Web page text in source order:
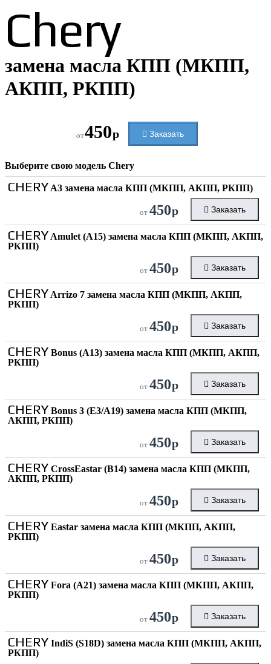
Chery
замена масла КПП (МКПП,
АКПП, РКПП)
от450р Заказать
Выберите свою модель Chery
CHERY A3 замена масла КПП (МКПП, АКПП, РКПП)
от 450р Заказать
CHERY Amulet (A15) замена масла КПП (МКПП, АКПП,
РКПП)
от 450р Заказать
CHERY Arrizo 7 замена масла КПП (МКПП, АКПП,
РКПП)
от 450р Заказать
CHERY Bonus (A13) замена масла КПП (МКПП, АКПП,
РКПП)
от 450р Заказать
CHERY Bonus 3 (E3/A19) замена масла КПП (МКПП,
АКПП, РКПП)
от 450р Заказать
CHERY CrossEastar (B14) замена масла КПП (МКПП,
АКПП, РКПП)
от 450р Заказать
CHERY Eastar замена масла КПП (МКПП, АКПП,
РКПП)
от 450р Заказать
CHERY Fora (A21) замена масла КПП (МКПП, АКПП,
РКПП)
от 450р Заказать
CHERY IndiS (S18D) замена масла КПП (МКПП, АКПП,
РКПП)